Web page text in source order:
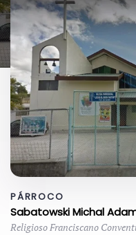
(La
PÁRROCO
Sabatowski Michal
Religioso Franciscano